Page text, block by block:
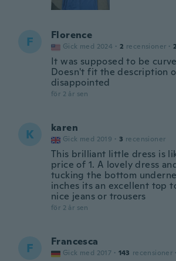
F Florence
Gick med 2024 · 2 recensioner · 2
It was supposed to be
Doesn't fit the description
disappointed
för 2 år sen
K karen
Gick med 2019 · 3 recensioner
This brilliant little dress is
price of 1. A lovely dress
tucking the bottom
inches its an excellent top
nice jeans or trousers
för 2 år sen
F Francesca
Gick med 2017 · 143 recensioner ·